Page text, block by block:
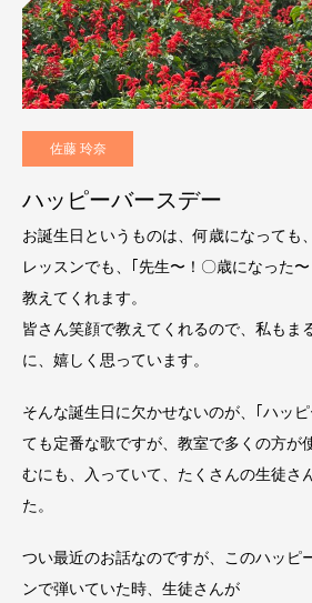
佐藤 玲奈
ハッピーバースデー
お誕生日というものは、何歳になっても
レッスンでも、｢先生〜！〇歳になった
教えてくれます。
皆さん笑顔で教えてくれるので、私もま
に、嬉しく思っています。
そんな誕生日に欠かせないのが、｢ハッ
ても定番な歌ですが、教室で多くの方が
むにも、入っていて、たくさんの生徒さ
た。
つい最近のお話なのですが、このハッピ
ンで弾いていた時、生徒さんが